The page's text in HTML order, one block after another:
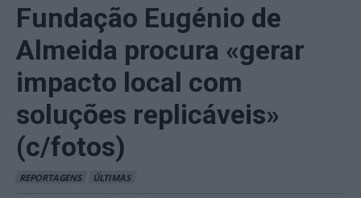
Fundação Eugénio de
Almeida procura «gerar
impacto local com
soluções replicáveis»
(c/fotos)
REPORTAGENS ÚLTIMAS